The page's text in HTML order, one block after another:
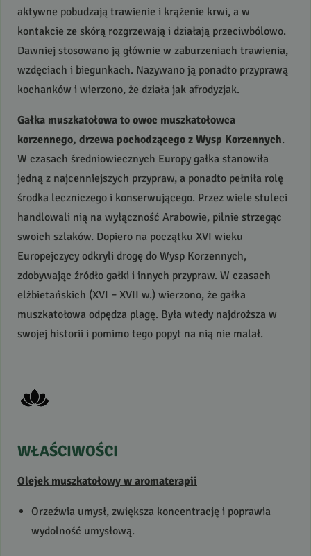
aktywne pobudzają trawienie i krążenie krwi, a w
kontakcie ze skórą rozgrzewają i działają przeciwbólowo.
Dawniej stosowano ją głównie w zaburzeniach trawienia,
wzdęciach i biegunkach. Nazywano ją ponadto przyprawą
kochanków i wierzono, że działa jak afrodyzjak.
Gałka muszkatołowa to owoc muszkatołowca
korzennego, drzewa pochodzącego z Wysp Korzennych.
W czasach średniowiecznych Europy gałka stanowiła
jedną z najcenniejszych przypraw, a ponadto pełniła rolę
środka leczniczego i konserwującego. Przez wiele stuleci
handlowali nią na wyłączność Arabowie, pilnie strzegąc
swoich szlaków. Dopiero na początku XVI wieku
Europejczycy odkryli drogę do Wysp Korzennych,
zdobywając źródło gałki i innych przypraw. W czasach
elżbietańskich (XVI – XVII w.) wierzono, że gałka
muszkatołowa odpędza plagę. Była wtedy najdroższa w
swojej historii i pomimo tego popyt na nią nie malał.
WŁAŚCIWOŚCI
Olejek muszkatołowy w aromaterapii
Orzeźwia umysł, zwiększa koncentrację i poprawia
wydolność umysłową.